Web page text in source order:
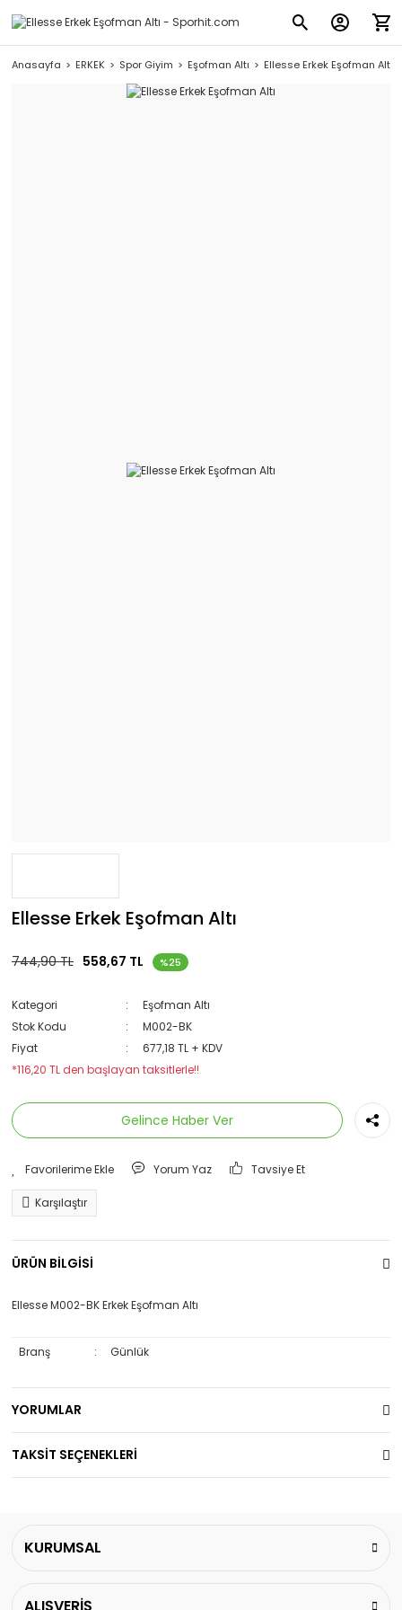
Anasayfa ERKEK Spor Giyim Eşofman Altı Ellesse Erkek Eşofman Altı
Ellesse Erkek Eşofman Altı
744,90 TL 558,67 TL %25
Kategori
Eşofman Altı
Stok Kodu
M002-BK
Fiyat
677,18 TL + KDV
*116,20 TL den başlayan taksitlerle!!
Gelince Haber Ver
Yorum Yaz Tavsiye Et
Karşılaştır
ÜRÜN BİLGİSİ
Ellesse M002-BK Erkek Eşofman Altı
Branş : Günlük
YORUMLAR
TAKSİT SEÇENEKLERİ
KURUMSAL